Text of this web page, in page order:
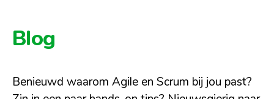
Blog
Benieuwd waarom Agile en Scrum bij jou past?